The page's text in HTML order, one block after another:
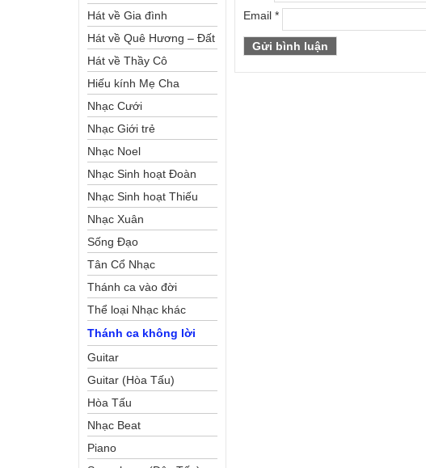
Email*
côi
Hát về Gia đình
Hát về Quê Hương – Đất
Nước
Hát về Thầy Cô
Hiếu kính Mẹ Cha
Nhạc Cưới
Nhạc Giới trẻ
Nhạc Noel
Nhạc Sinh hoạt Đoàn
Thể Công Giáo
Nhạc Sinh hoạt Thiếu
Nhi
Nhạc Xuân
Sống Đạo
Tân Cổ Nhạc
Thánh ca vào đời
Thể loại Nhạc khác
Thánh ca không lời
Guitar
Guitar (Hòa Tấu)
Hòa Tấu
Nhạc Beat
Piano